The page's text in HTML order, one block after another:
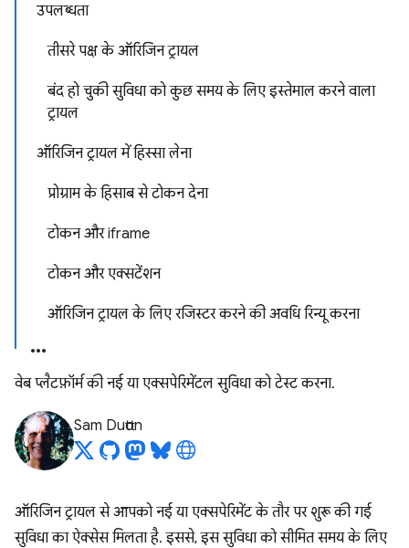
उपलब्धता
तीसरे पक्ष के ऑरिजिन ट्रायल
बंद हो चुकी सुविधा को कुछ समय के लिए इस्तेमाल करने वाला
ट्रायल
ऑरिजिन ट्रायल में हिस्सा लेना
प्रोग्राम के हिसाब से टोकन देना
टोकन और iframe
टोकन और एक्सटेंशन
ऑरिजिन ट्रायल के लिए रजिस्टर करने की अवधि रिन्यू करना
वेब प्लैटफ़ॉर्म की नई या एक्सपेरिमेंटल सुविधा को टेस्ट करना.
Sam Dutton
ऑरिजिन ट्रायल से आपको नई या एक्सपेरिमेंट के तौर पर शुरू की गई
सुविधा का ऐक्सेस मिलता है. इससे, इस सुविधा को सीमित समय के लिए